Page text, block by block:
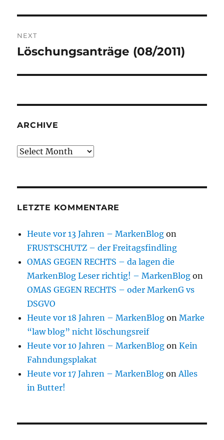
NEXT
Next
Löschungsanträge (08/2011)
ARCHIVE
Archive
LETZTE KOMMENTARE
Heute vor 13 Jahren – MarkenBlog on
FRUSTSCHUTZ – der Freitagsfindling
OMAS GEGEN RECHTS – da lagen die
MarkenBlog Leser richtig! – MarkenBlog on
OMAS GEGEN RECHTS – oder MarkenG vs
DSGVO
Heute vor 18 Jahren – MarkenBlog onMarke
“law blog” nicht löschungsreif
Heute vor 10 Jahren – MarkenBlog onKein
Fahndungsplakat
Heute vor 17 Jahren – MarkenBlog onAlles
in Butter!